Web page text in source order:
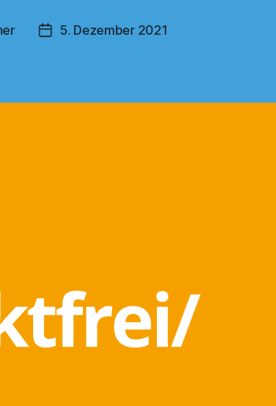
Veröffentlichungsdatum
5. Dezember 2021